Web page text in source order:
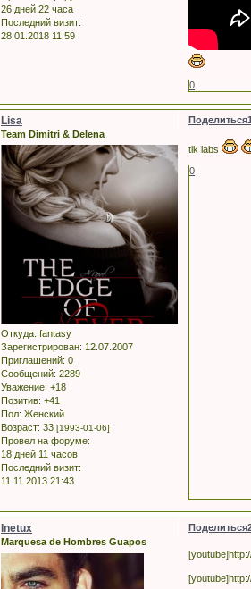
26 дней 22 часа
Последний визит:
28.01.2018 11:59
0
Поделиться
Lisa
Team Dimitri & Delena
Откуда: fantasy
Зарегистрирован: 12.07.2007
Приглашений: 0
Сообщений: 2289
Уважение: +18
Позитив: +41
Пол: Женский
Возраст: 33 [1993-01-06]
Провел на форуме:
18 дней 11 часов
Последний визит:
11.11.2013 21:43
tik labs
0
Поделиться
Inetux
Marquesa de Hombres Guapos